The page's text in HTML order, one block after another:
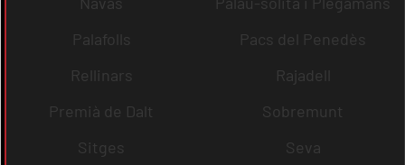
Palafolls
Pacs del Penedès
Rellinars
Rajadell
Premià de Dalt
Sobremunt
Sitges
Seva